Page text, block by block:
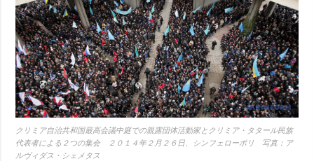
クリミア自治共和国最高会議中庭での親露団体活動家とクリミア・タタール民族
代表者による２つの集会 ２０１４年２月２６日、シンフェローポリ 写真：ア
ルヴィダス・シェメタス